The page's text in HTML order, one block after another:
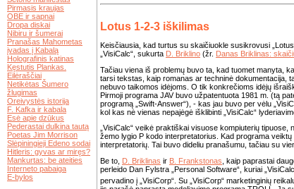
Pirmasis kraujas
OBE ir sapnai
Dropa diskai
Nibiru ir šumerai
Pranašas Mahometas
įvadas į Kabalą
Holografinis katinas
Kęstutis Plankas.
Eilėraščiai
Netikėtas Šumero
žlugimas
Oreivystės istorija
F. Kafka ir kabala
Esė apie dzūkus
Pederastai dulkina tautą
Poetas Jim Morrison
Slėpiningieji Edeno sodai
Hitleris: gyvas ar miręs?
Mankurtas: be ateities
Interneto pabaiga
E-bylos
Lotus 1-2-3 iškilimas
Keisčiausia, kad turtus su skaičiuokle susikrovusi
„VisiCalc“, sukurta D. Briklino (žr. Danas Briklinas:
Tačiau viena iš problemų buvo ta, kad tuomet manyta,
tarsi tekstas, kaip romanas ar techninė dokumentacija,
nebuvo taikomos idėjoms. O tik konkrečioms idėjų
Pirmoji programa JAV buvo užpatentuota 1981 m. (tą
programą „Swift-Answer“), - kas jau buvo per vėlu
kol kas nė vienas nepajėgė išklibinti „VisiCalc“
„VisiCalc“ veikė praktiškai visuose kompiuterių
žemo lygio P kodo interpretatorius. Kad programa
interpretatorių. Tai buvo dideliu pranašumu, tačiau su
Be to, D. Briklinas ir B. Frankstonas , kaip paprastai
perleido Dan Fylstra „Personal Software“, kuriai
pervadino į „VisiCorp“. Su „VisiCorp“ marketinginių